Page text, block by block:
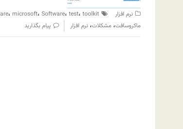
نرم افزار ، microsoft، Software، test، toolkit
ماکروسافت، مشکلات، نرم افزار پیام بگذارید